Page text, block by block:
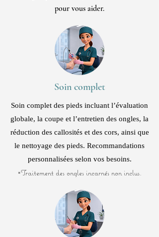
pour vous aider.
Soin complet
Soin complet des pieds incluant l’évaluation
globale, la coupe et l’entretien des ongles, la
réduction des callosités et des cors, ainsi que
le nettoyage des pieds. Recommandations
personnalisées selon vos besoins.
*Traitement des ongles incarnés non inclus.